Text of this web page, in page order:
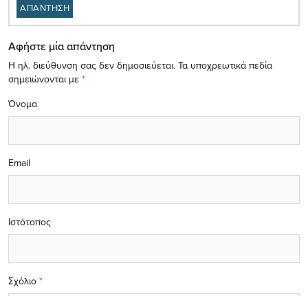
ΑΠΑΝΤΗΣΗ
Αφήστε μία απάντηση
Η ηλ. διεύθυνση σας δεν δημοσιεύεται. Τα υποχρεωτικά πεδία
σημειώνονται με *
Σχόλιο *
Όνομα
Email
Ιστότοπος